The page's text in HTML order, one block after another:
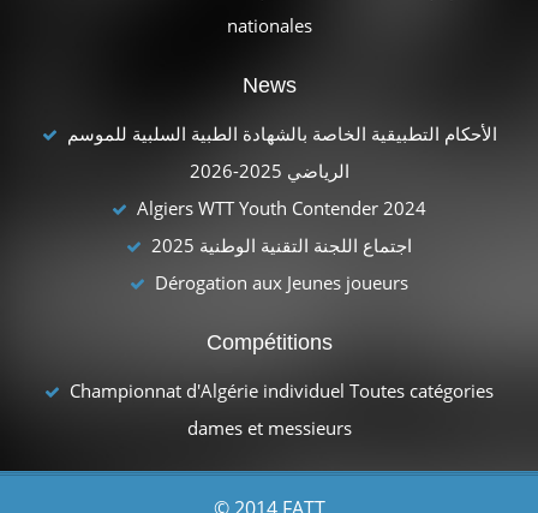
nationales
News
الأحكام التطبيقية الخاصة بالشهادة الطبية السلبية للموسم
الرياضي 2025-2026
Algiers WTT Youth Contender 2024
اجتماع اللجنة التقنية الوطنية 2025
Dérogation aux Jeunes joueurs
Compétitions
Championnat d'Algérie individuel Toutes catégories
dames et messieurs